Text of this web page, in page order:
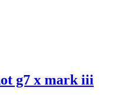
g7 x mark iii